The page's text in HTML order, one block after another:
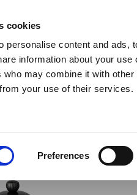
cookies
personalise content and ads,
information about your
may combine it with
your use of their services.
Preferences
Grillar